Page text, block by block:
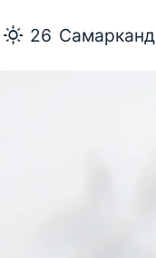
26 Самарканд